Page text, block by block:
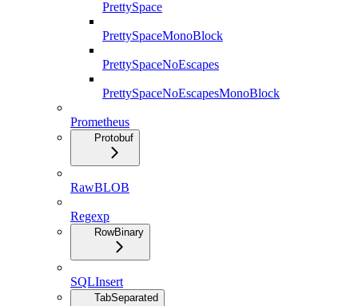
PrettySpace
PrettySpaceMonoBlock
PrettySpaceNoEscapes
PrettySpaceNoEscapesMonoBlock
Prometheus
Protobuf
RawBLOB
Regexp
RowBinary
SQLInsert
TabSeparated